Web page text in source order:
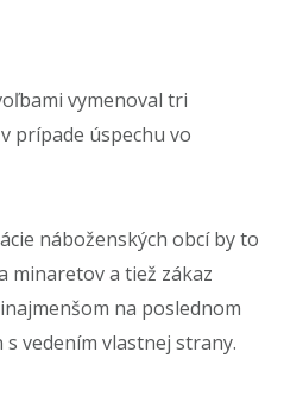
vymenoval tri
prípade úspechu vo
náboženských obcí by to
minaretov a tiež zákaz
na poslednom
vedením vlastnej strany.